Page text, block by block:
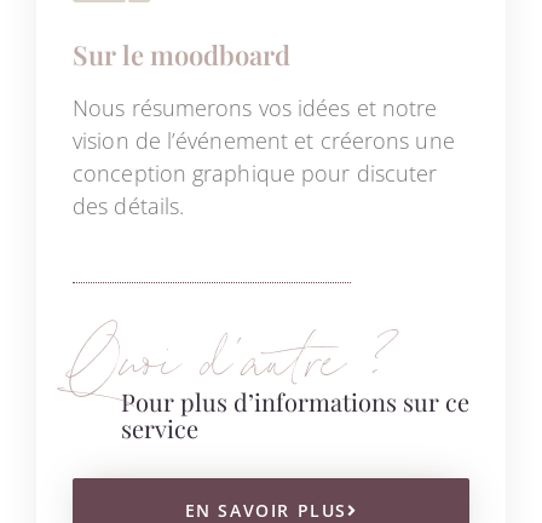
Sur le moodboard
Nous résumerons vos idées et notre
vision de l’événement et créerons une
conception graphique pour discuter
des détails.
Quoi d’autre ?
Pour plus d’informations sur ce
service
EN SAVOIR PLUS